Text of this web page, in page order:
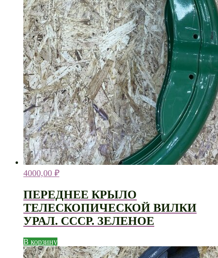
4000,00 ₽
ПЕРЕДНЕЕ КРЫЛО
ТЕЛЕСКОПИЧЕСКОЙ ВИЛКИ
УРАЛ. СССР. ЗЕЛЕНОЕ
В корзину